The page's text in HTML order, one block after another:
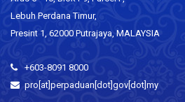
Lebuh Perdana Timur,
Presint 1, 62000 Putrajaya, MALAYSIA
+603-8091 8000
pro[at]perpaduan[dot]gov[dot]my